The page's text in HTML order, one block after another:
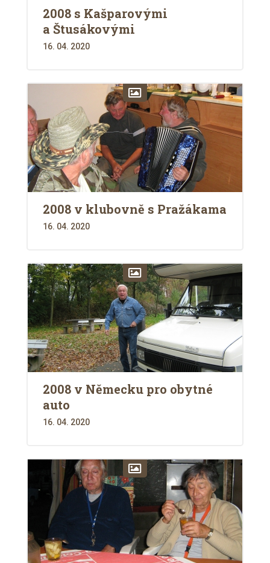
2008 s Kašparovými
a Štusákovými
16. 04. 2020
2008 v klubovně s Pražákama
16. 04. 2020
2008 v Německu pro obytné
auto
16. 04. 2020